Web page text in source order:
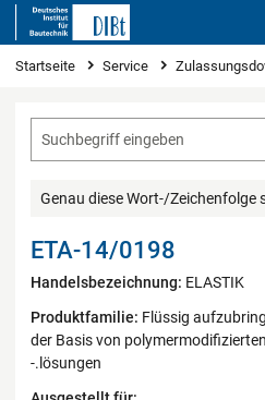
Sie sind hier
Startseite Service
Genau diese Wort-/Zeichenfolge
ETA-14/0198
Handelsbezeichnung: ELASTIK
Produktfamilie: Flüssig
der Basis von
-.lösungen